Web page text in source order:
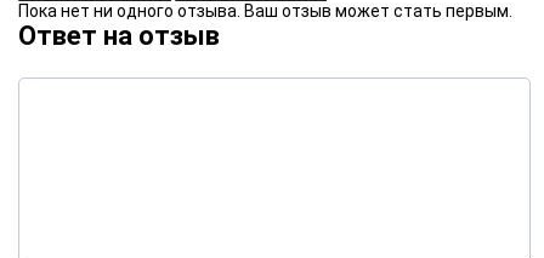
Пока нет ни одного отзыва. Ваш отзыв может стать первым.
Ответ на отзыв